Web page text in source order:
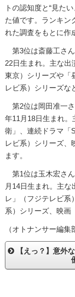
トの認知度と“見た
た値です。ランキン
れた調査をもとに作
第3位は斎藤工さん
22日生まれ。主な出
東京）シリーズや「
レビ系）シリーズな
第2位は岡田准一
年11月18日生まれ
衛」、連続ドラマ「
レビ系）シリーズ、
ます。
第1位は玉木宏さん
月14日生まれ。主
レ」（フジテレビ系
系）シリーズ、映画
（オトナンサー編集
【えっ？】意外